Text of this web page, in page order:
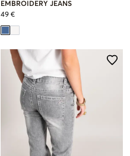
EMBROIDERY JEANS
49 €